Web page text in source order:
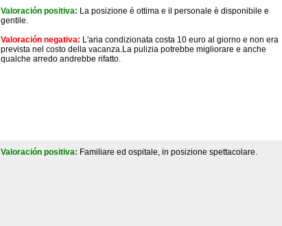
Valoración positiva: La posizione è ottima e il personale è disponibile e
gentile.
Valoración negativa: L'aria condizionata costa 10 euro al giorno e non era
prevista nel costo della vacanza.La pulizia potrebbe migliorare e anche
qualche arredo andrebbe rifatto.
Valoración positiva: Familiare ed ospitale, in posizione spettacolare.